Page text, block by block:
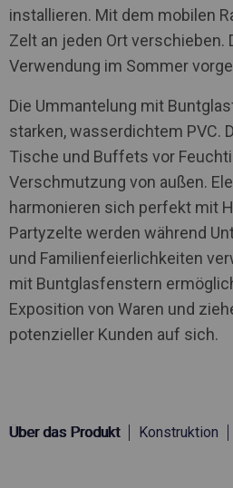
installieren. Mit dem mobilen
Zelt an jeden Ort verschieben.
Verwendung im Sommer
Die Ummantelung mit
starken, wasserdichtem PVC.
Tische und Buffets vor
Verschmutzung von außen.
harmonieren sich perfekt mit
Partyzelte werden während
und Familienfeierlichkeiten
mit Buntglasfenstern
Exposition von Waren und
potenzieller Kunden auf sich.
Über das Produkt Konstruktion